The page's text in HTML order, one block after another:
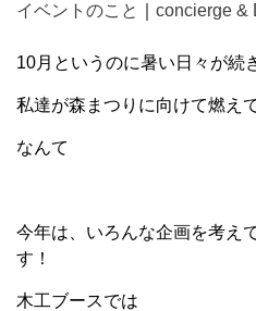
イベントのこと
concierge &
10月というのに暑い日々が続
私達が森まつりに向けて燃え
なんて
今年は、いろんな企画を考え
す！
木工ブースでは